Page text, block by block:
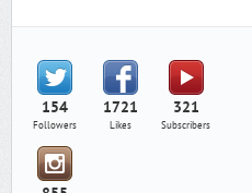
154
Followers
1721
Likes
321
Subscribers